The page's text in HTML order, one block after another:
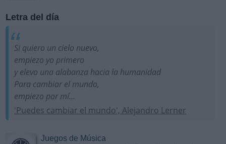
Letra del día
Si quiero un cielo nuevo,
empiezo yo primero
y elevo una alabanza hacia la humanidad
Para cambiar el mundo,
empiezo por mí...
'Puedes cambiar el mundo', Alejandro Lerner
Juegos de Música